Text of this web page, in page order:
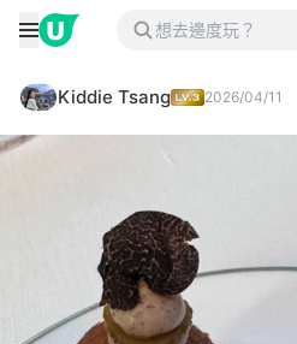
Kiddie Tsang 2026/04/11